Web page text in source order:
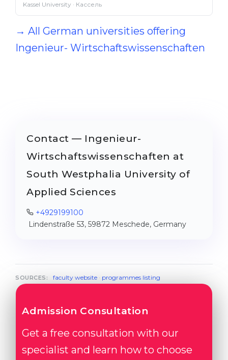
Kassel University · Кассель
→ All German universities offering
Ingenieur- Wirtschaftswissenschaften
Contact — Ingenieur-
Wirtschaftswissenschaften at
South Westphalia University of
Applied Sciences
+4929199100
Lindenstraße 53, 59872 Meschede, Germany
SOURCES: faculty website· programmes listing
Admission Consultation
Get a free consultation with our
specialist and learn how to choose